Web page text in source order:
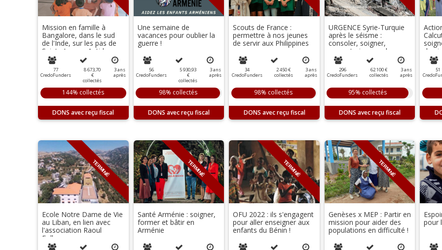
Mission en famille à
Bangalore, dans le sud
de l'Inde, sur les pas de
Sainte Jeanne-Antide
Thouret.
77
CredoFunders
8 673,70
€
collectés
3ans
après
144% collectés
DONS
Une semaine de
vacances pour oublier la
guerre !
56
CredoFunders
5 930,93
€
collectés
3ans
après
98% collectés
DONS
Scouts de France :
permettre à nos jeunes
de servir aux Philippines
34
CredoFunders
2 450 €
collectés
3ans
après
98% collectés
DONS
URGENCE Syrie-Turquie
après le séisme :
consoler, soigner,
reconstruire avec le
Christ
296
CredoFunders
62 100 €
collectés
3ans
après
95% collectés
DONS
des
51
TERMINÉ
Ecole Notre Dame de Vie
au Liban, en lien avec
l'association Raoul
Follereau
TERMINÉ
Santé Arménie : soigner,
former et bâtir en
Arménie
TERMINÉ
OFU 2022 : ils s'engagent
pour aller enseigner aux
enfants du Bénin !
TERMINÉ
Genèses x MEP : Partir en
mission pour aider des
populations en difficulté !
pour